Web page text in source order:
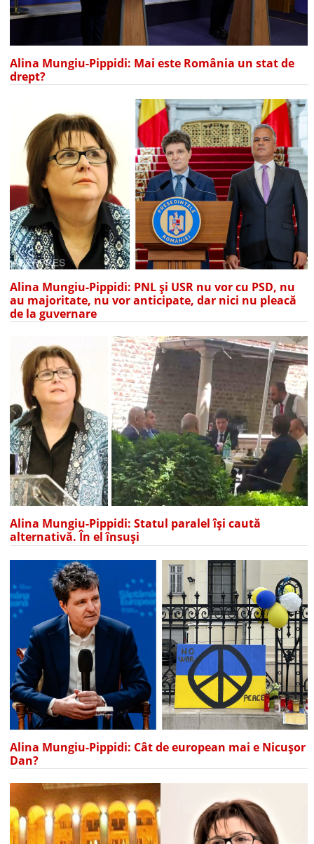
Alina Mungiu-Pippidi: Mai este România un stat de
drept?
Alina Mungiu-Pippidi: PNL și USR nu vor cu PSD, nu
au majoritate, nu vor anticipate, dar nici nu pleacă
de la guvernare
Alina Mungiu-Pippidi: Statul paralel își caută
alternativă. În el însuși
Alina Mungiu-Pippidi: Cât de european mai e Nicușor
Dan?